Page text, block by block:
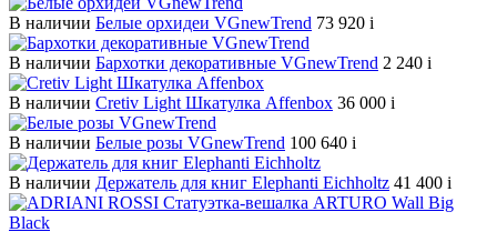
В наличии Белые орхидеи VGnewTrend 73 920 i
В наличии Бархотки декоративные VGnewTrend 2 240 i
В наличии Cretiv Light Шкатулка Affenbox 36 000 i
В наличии Белые розы VGnewTrend 100 640 i
В наличии Держатель для книг Elephanti Eichholtz 41 400 i